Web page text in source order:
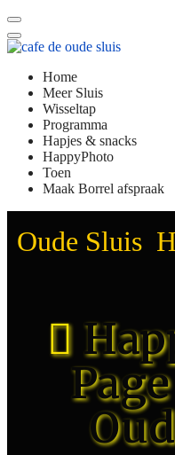
Home
Meer Sluis
Wisseltap
Programma
Hapjes & snacks
HappyPhoto
Toen
Maak Borrel afspraak
Oude Sluis